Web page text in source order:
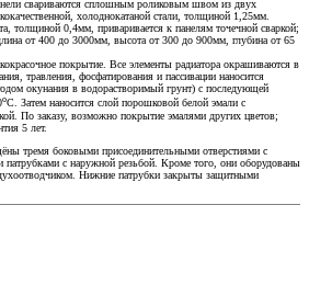
свариваются сплошным роликовым швом из двух
холоднокатаной стали, толщиной 1,25мм.
толщиной 0,4мм, приваривается к панелям точечной сваркой;
от 400 до 3000мм, высота от 300 до 900мм, глубина от 65
покрытие. Все элементы радиатора окрашиваются в
травления, фосфатирования и пассивации наносится
окунания в водорастворимый грунт) с последующей
оС. Затем наносится слой порошковой белой эмали с
По заказу, возможно покрытие эмалями других цветов;
5 лет.
тремя боковыми присоединительными отверстиями с
с наружной резьбой. Кроме того, они оборудованы
Нижние патрубки закрыты защитными